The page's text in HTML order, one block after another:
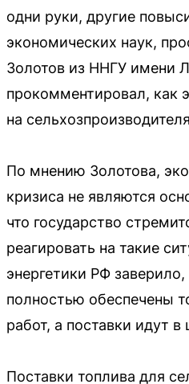
одни руки, другие
экономических наук,
Золотов из ННГУ имени
прокомментировал, как
на
По мнению Золотова,
кризиса не являются
что государство
реагировать на такие
энергетики РФ заверило,
полностью обеспечены
работ, а поставки идут
Поставки топлива для